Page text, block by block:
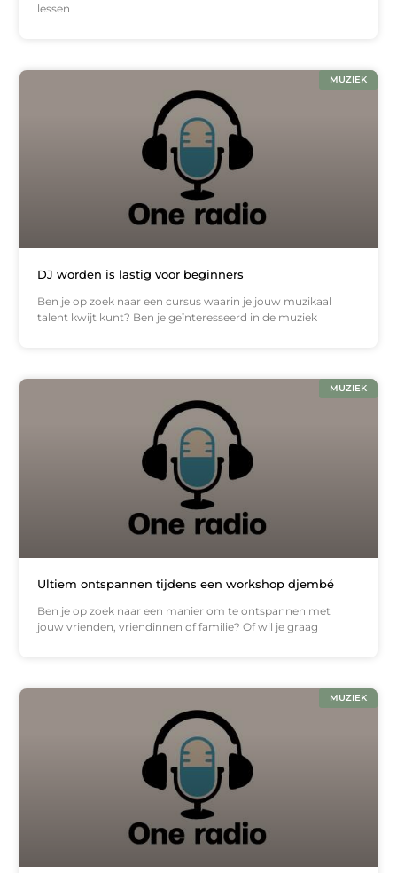
lessen
MUZIEK
DJ worden is lastig voor beginners
Ben je op zoek naar een cursus waarin je jouw muzikaal
talent kwijt kunt? Ben je geïnteresseerd in de muziek
MUZIEK
Ultiem ontspannen tijdens een workshop djembé
Ben je op zoek naar een manier om te ontspannen met
jouw vrienden, vriendinnen of familie? Of wil je graag
MUZIEK